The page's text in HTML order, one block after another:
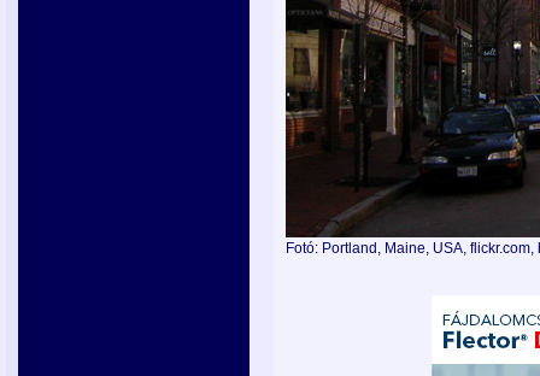
Fotó: Portland, Maine, USA,